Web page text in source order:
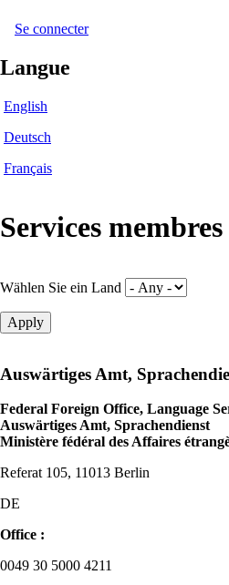
Se connecter
Langue
English
Deutsch
Français
Services membres
Wählen Sie ein Land
Auswärtiges Amt,
Federal Foreign Office, Language
Auswärtiges Amt, Sprachendienst
Ministère fédéral des Affaires
Referat 105, 11013 Berlin
DE
Office :
0049 30 5000 4211